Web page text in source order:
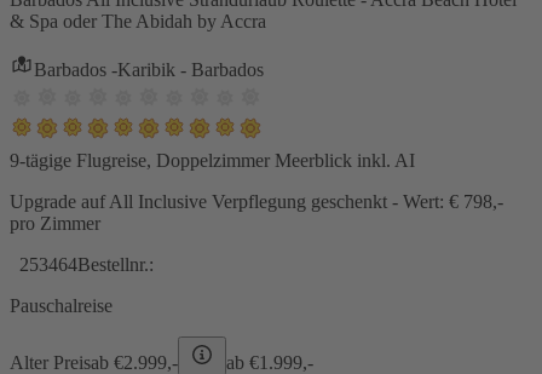
& Spa oder The Abidah by Accra
Barbados -Karibik - Barbados
9-tägige Flugreise, Doppelzimmer Meerblick inkl. AI
Upgrade auf All Inclusive Verpflegung geschenkt - Wert: € 798,-
pro Zimmer
253464Bestellnr.:
Pauschalreise
Alter Preisab €2.999,- ab €1.999,-